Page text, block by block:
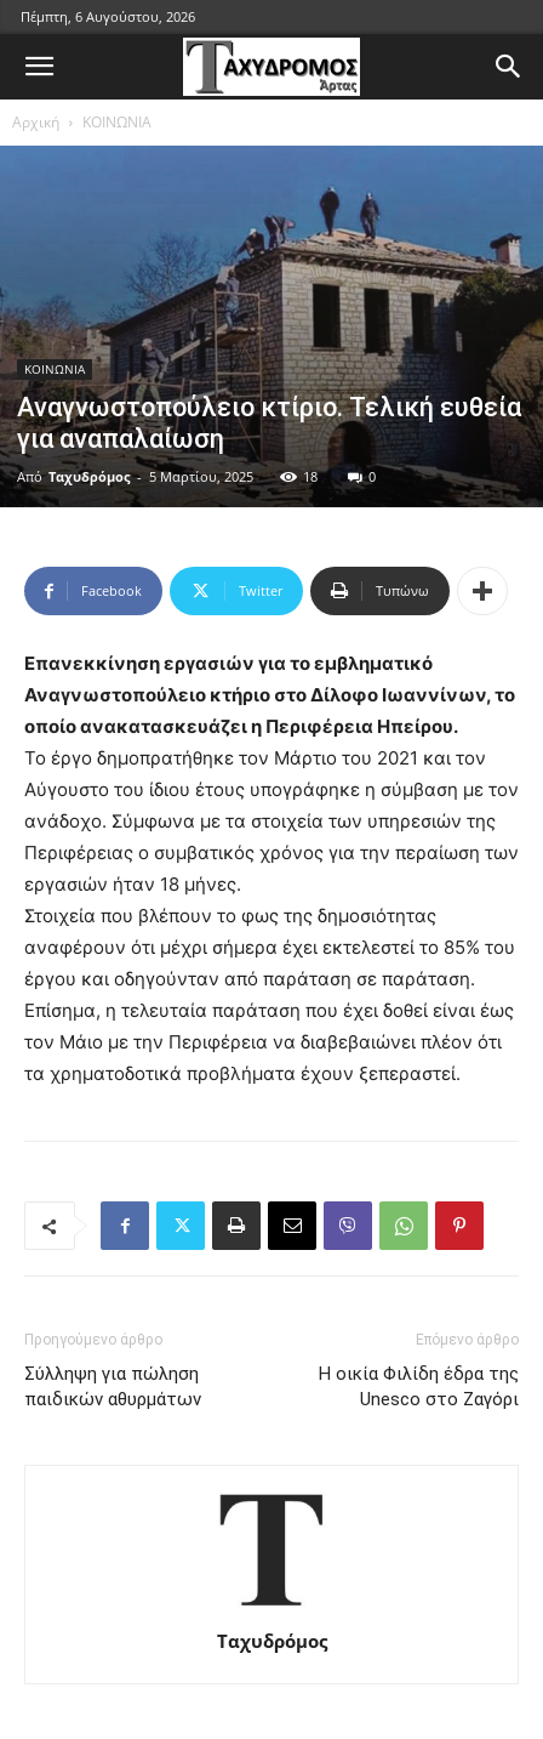
Πέμπτη, 6 Αυγούστου, 2026
Αρχική ΚΟΙΝΩΝΙΑ
ΚΟΙΝΩΝΙΑ
Αναγνωστοπούλειο κτίριο. Τελική ευθεία
για αναπαλαίωση
Από Ταχυδρόμος - 5 Μαρτίου, 2025 18 0
Facebook Twitter Τυπώνω
Επανεκκίνηση εργασιών για το εμβληματικό
Αναγνωστοπούλειο κτήριο στο Δίλοφο Ιωαννίνων, το
οποίο ανακατασκευάζει η Περιφέρεια Ηπείρου.
Το έργο δημοπρατήθηκε τον Μάρτιο του 2021 και τον
Αύγουστο του ίδιου έτους υπογράφηκε η σύμβαση με τον
ανάδοχο. Σύμφωνα με τα στοιχεία των υπηρεσιών της
Περιφέρειας ο συμβατικός χρόνος για την περαίωση των
εργασιών ήταν 18 μήνες.
Στοιχεία που βλέπουν το φως της δημοσιότητας
αναφέρουν ότι μέχρι σήμερα έχει εκτελεστεί το 85% του
έργου και οδηγούνταν από παράταση σε παράταση.
Επίσημα, η τελευταία παράταση που έχει δοθεί είναι έως
τον Μάιο με την Περιφέρεια να διαβεβαιώνει πλέον ότι
τα χρηματοδοτικά προβλήματα έχουν ξεπεραστεί.
Προηγούμενο άρθρο
Σύλληψη για πώληση
παιδικών αθυρμάτων
Επόμενο άρθρο
Η οικία Φιλίδη έδρα της
Unesco στο Ζαγόρι
Ταχυδρόμος